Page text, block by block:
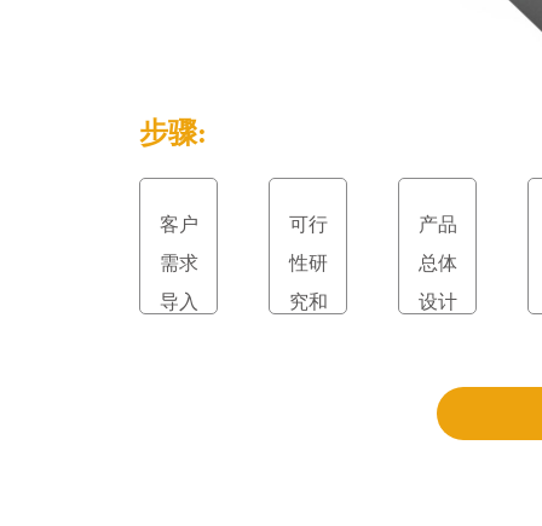
步骤:
客户
需求
导入
可行
性研
究和
产品
总体
设计